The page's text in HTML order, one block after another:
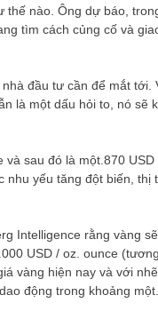
nào. Ông dự báo,
tìm cách củng cố và
đầu tư cần để mắt tới.
là một dấu hỏi to, nó sẽ
sau đó là một.870
yếu tăng đột biến,
Intelligence rằng vàng
USD / oz. ounce
vàng hiện nay và với
động trong khoảng